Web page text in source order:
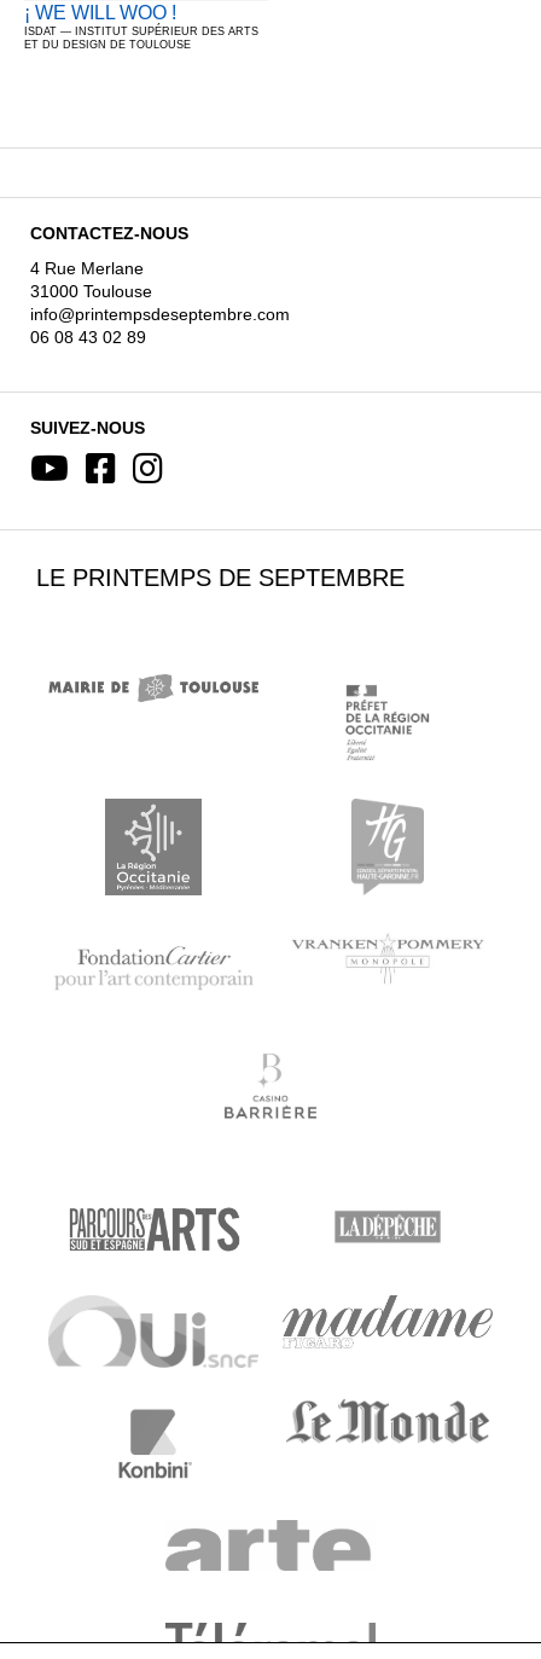
¡ WE WILL WOO !
ISDAT — INSTITUT SUPÉRIEUR DES ARTS
ET DU DESIGN DE TOULOUSE
CONTACTEZ-NOUS
4 Rue Merlane
31000 Toulouse
info@printempsdeseptembre.com
06 08 43 02 89
SUIVEZ-NOUS
LE PRINTEMPS DE SEPTEMBRE